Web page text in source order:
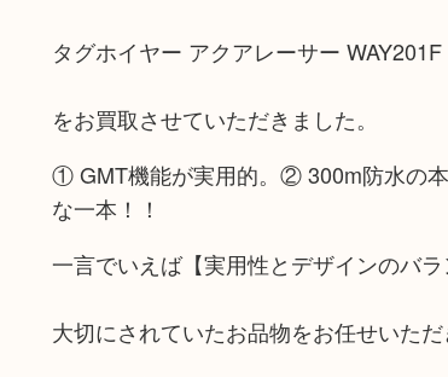
タグホイヤー アクアレーサー WAY201F
をお買取させていただきました。
① GMT機能が実用的。② 300m防水の
な一本！！
一言でいえば【実用性とデザインのバラ
大切にされていたお品物をお任せいた